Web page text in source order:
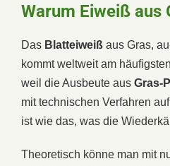
Warum Eiweiß aus
Das Blatteiweiß aus Gras,
kommt weltweit am
weil die Ausbeute aus Gras-
mit technischen Verfahren
ist wie das, was die
Theoretisch könne man mit